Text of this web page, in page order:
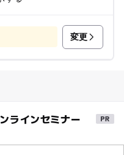
変更
ラインセミナー